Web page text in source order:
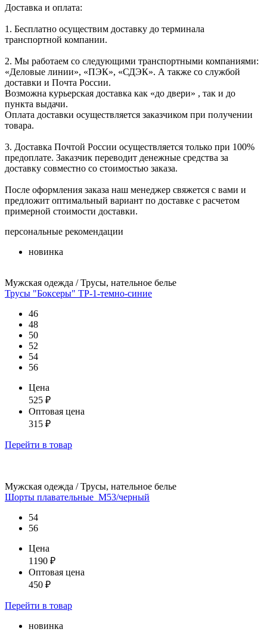
Доставка и оплата:
1. Бесплатно осуществим доставку до терминала
транспортной компании.
2. Мы работаем со следующими транспортными компаниями:
«Деловые линии», «ПЭК», «СДЭК». А также со службой
доставки и Почта России.
Возможна курьерская доставка как «до двери» , так и до
пункта выдачи.
Оплата доставки осуществляется заказчиком при получении
товара.
3. Доставка Почтой России осуществляется только при 100%
предоплате. Заказчик переводит денежные средства за
доставку совместно со стоимостью заказа.
После оформления заказа наш менеджер свяжется с вами и
предложит оптимальный вариант по доставке с расчетом
примерной стоимости доставки.
персональные рекомендации
новинка
Мужская одежда / Трусы, нательное белье
Трусы "Боксеры" ТР-1-темно-синие
46
48
50
52
54
56
Цена
525 ₽
Оптовая цена
315 ₽
Перейти в товар
Мужская одежда / Трусы, нательное белье
Шорты плавательные_М53/черный
54
56
Цена
1190 ₽
Оптовая цена
450 ₽
Перейти в товар
новинка